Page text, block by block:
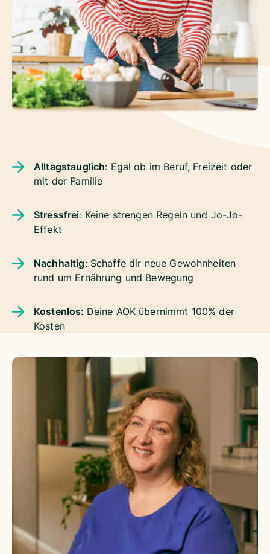
Alltagstauglich: Egal ob im Beruf, Freizeit oder
mit der Familie
Stressfrei: Keine strengen Regeln und Jo-Jo-
Effekt
Nachhaltig: Schaffe dir neue Gewohnheiten
rund um Ernährung und Bewegung
Kostenlos: Deine AOK übernimmt 100% der
Kosten